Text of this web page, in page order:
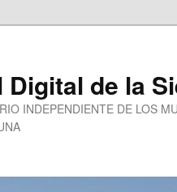
Digital de la
INDEPENDIENTE DE LOS